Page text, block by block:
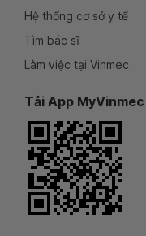
Hệ thống cơ sở y tế
Tìm bác sĩ
Làm việc tại Vinmec
Tải App MyVinmec